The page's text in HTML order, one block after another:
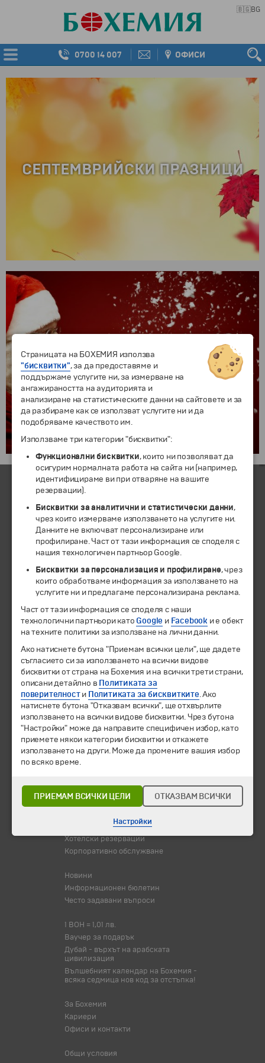
🇧🇬BG
0700 14 007 ОФИСИ
СЕПТЕМВРИЙСКИ ПРАЗНИЦИ
КОЛЕДА и НОВА ГОДИНА
със самолет и автобус
ЧЛЕН НА
© 1994-2026 Бохемия ООД.Всички права запазени.
Екскурзии и почивки
Направления
Календар
Всички програми от А до Я
Промоции
Горещи оферти
Потвърдени дати
Туристически обекти
Самолетни билети
Хотелски резервации
Корпоративно обслужване
Новини
Информационен бюлетин
Често задавани въпроси
1 BOH = 1,01 лв.
Ваучер за подарък
Дубай - върхът на арабската
цивилизация
Вълшебният календар на Бохемия -
всяка седмица нов код за отстъпка!
За Бохемия
Кариери
Офиси и контакти
Общи условия
Страницата на БОХЕМИЯ използва
"бисквитки", за да предоставяме и
поддържаме услугите ни, за измерване на
ангажираността на аудиторията и
анализиране на статистическите данни на сайтовете и за
да разбираме как се използват услугите ни и да
подобряваме качеството им.
Използваме три категории "бисквитки":
Функционални бисквитки, които ни позволяват да
осигурим нормалната работа на сайта ни (например,
идентифицираме ви при отваряне на вашите
резервации).
Бисквитки за аналитични и статистически данни,
чрез които измерваме използването на услугите ни.
Данните не включват персонализиране или
профилиране. Част от тази информация се споделя с
нашия технологичен партньор Google.
Бисквитки за персонализация и профилиране, чрез
които обработваме информация за използването на
услугите ни и предлагаме персонализирана реклама.
Част от тази информация се споделя с наши
технологични партньори като Google и Facebook и е обект
на техните политики за използване на лични данни.
Ако натиснете бутона "Приемам всички цели", ще дадете
съгласието си за използването на всички видове
бисквитки от страна на Бохемия и на всички трети страни,
описани детайлно в Политиката за
поверителности Политиката за бисквитките. Ако
натиснете бутона "Отказвам всички", ще отхвърлите
използването на всички видове бисквитки. Чрез бутона
"Настройки" може да направите специфичен избор, като
приемете някои категории бисквитки и откажете
използването на други. Може да промените вашия избор
по всяко време.
ПРИЕМАМ ВСИЧКИ ЦЕЛИ ОТКАЗВАМ ВСИЧКИ
Настройки